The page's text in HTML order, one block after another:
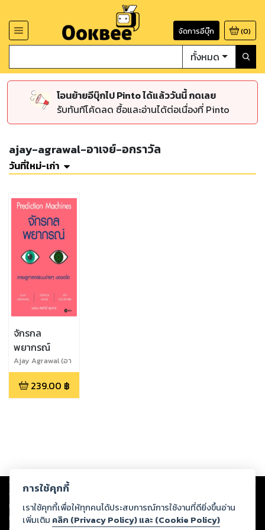
จัดการอีบุ๊ก (0)
ทั้งหมด
โอนย้ายอีบุ๊กไป Pinto ได้แล้ววันนี้ กดเลย
รับทันทีโค้ดลด ซื้อและอ่านได้ต่อเนื่องที่ Pinto
ajay-agrawal-อาเจย์-อกราวัล
วันที่ใหม่-เก่า
จักรกล
พยากรณ์
Ajay Agrawal (อา
เจย์ อกราวั
ล),Joshua Gans
(โจชัว แกนส์),Avi
239.00 ฿
Copyright © 2026
ต่อผลงานหรือเนื้อหาใดที่อัปโหลดผ่านเว็บไซต์และปรากฏว่าละเมิดสิทธิใน
ทรัพย์สินทางปัญญาของบุคคลอื่นหรือขัดต่อกฎหมายและศีลธรรม ดังนั้น ผู้อ่าน
ทุกท่านโปรดใช้วิจารณญาณในการกลั่นกรองด้วยตนเอง และหากท่านพบว่าส่วน
การใช้คุกกี้
เราใช้คุกกี้เพื่อให้ทุกคนได้ประสบการณ์การใช้งานที่ดียิ่งขึ้นอ่าน
เพิ่มเติม คลิก (Privacy Policy) และ (Cookie Policy)